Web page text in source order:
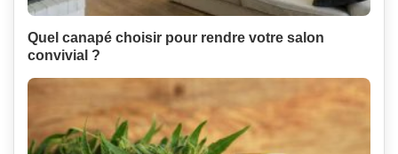
Quel canapé choisir pour rendre votre salon
convivial ?